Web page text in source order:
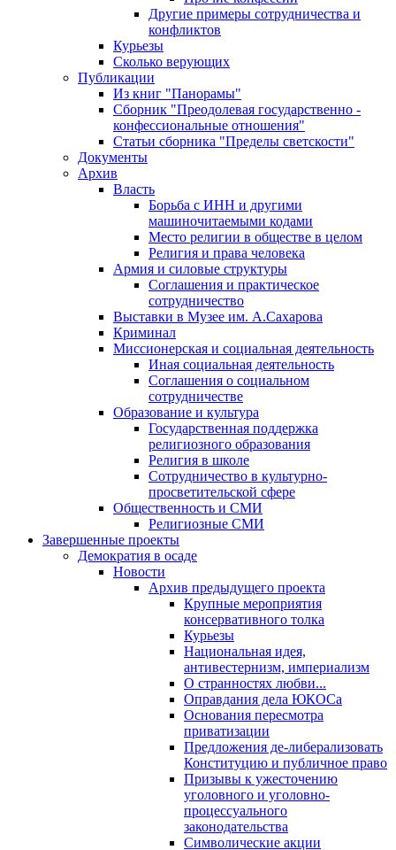
Другие примеры сотрудничества и
конфликтов
Курьезы
Сколько верующих
Публикации
Из книг "Панорамы"
Сборник "Преодолевая государственно -
конфессиональные отношения"
Статьи сборника "Пределы светскости"
Документы
Архив
Власть
Борьба с ИНН и другими
машиночитаемыми кодами
Место религии в обществе в целом
Религия и права человека
Армия и силовые структуры
Соглашения и практическое
сотрудничество
Выставки в Музее им. А.Сахарова
Криминал
Миссионерская и социальная деятельность
Иная социальная деятельность
Соглашения о социальном
сотрудничестве
Образование и культура
Государственная поддержка
религиозного образования
Религия в школе
Сотрудничество в культурно-
просветительской сфере
Общественность и СМИ
Религиозные СМИ
Завершенные проекты
Демократия в осаде
Новости
Архив предыдущего проекта
Крупные мероприятия
консервативного толка
Курьезы
Национальная идея,
антивестернизм, империализм
О странностях любви...
Оправдания дела ЮКОСа
Основания пересмотра
приватизации
Предложения де-либерализовать
Конституцию и публичное право
Призывы к ужесточению
уголовного и уголовно-
процессуального
законодательства
Символические акции